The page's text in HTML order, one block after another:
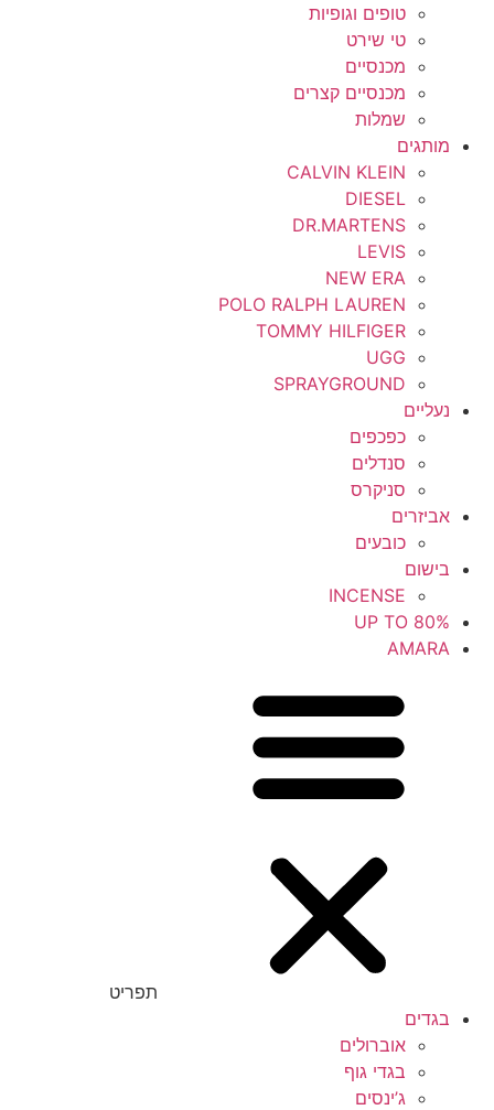
טופים וגופיות
טי שירט
מכנסיים
מכנסיים קצרים
שמלות
מותגים
CALVIN KLEIN
DIESEL
DR.MARTENS
LEVIS
NEW ERA
POLO RALPH LAUREN
TOMMY HILFIGER
UGG
SPRAYGROUND
נעליים
כפכפים
סנדלים
סניקרס
אביזרים
כובעים
בישום
INCENSE
UP TO 80%
AMARA
תפריט
בגדים
אוברולים
בגדי גוף
ג’ינסים